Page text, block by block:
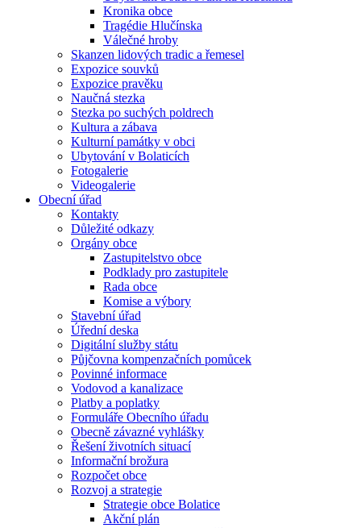
Kronika obce
Tragédie Hlučínska
Válečné hroby
Skanzen lidových tradic a řemesel
Expozice souvků
Expozice pravěku
Naučná stezka
Stezka po suchých poldrech
Kultura a zábava
Kulturní památky v obci
Ubytování v Bolaticích
Fotogalerie
Videogalerie
Obecní úřad
Kontakty
Důležité odkazy
Orgány obce
Zastupitelstvo obce
Podklady pro zastupitele
Rada obce
Komise a výbory
Stavební úřad
Úřední deska
Digitální služby státu
Půjčovna kompenzačních pomůcek
Povinné informace
Vodovod a kanalizace
Platby a poplatky
Formuláře Obecního úřadu
Obecně závazné vyhlášky
Řešení životních situací
Informační brožura
Rozpočet obce
Rozvoj a strategie
Strategie obce Bolatice
Akční plán